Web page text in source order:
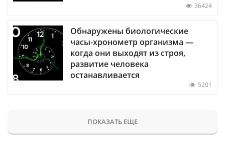
36424
Обнаружены биологические
часы-хронометр организма —
когда они выходят из строя,
развитие человека
останавливается
5201
ПОКАЗАТЬ ЕЩЕ